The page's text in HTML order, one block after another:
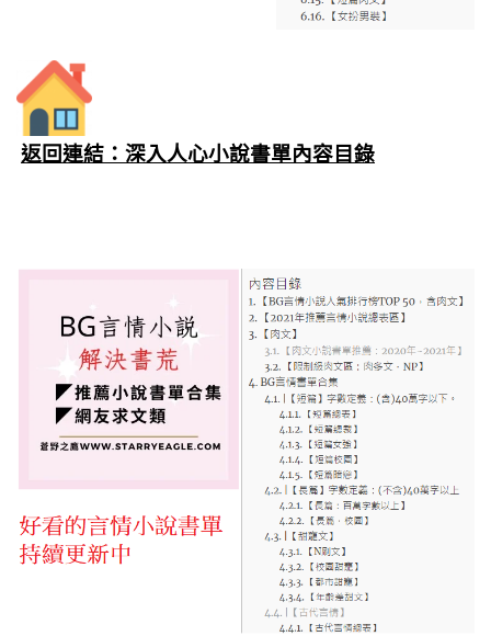
返回連結：深入人心小說書單內容目錄